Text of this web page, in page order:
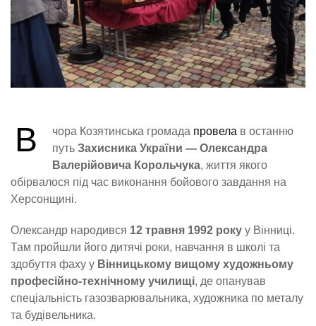
В чора Козятинська громада провела в останню
путь Захисника України — Олександра
Валерійовича Корольчука, життя якого
обірвалося під час виконання бойового завдання на
Херсонщині.
Олександр народився 12 травня 1992 року у Вінниці.
Там пройшли його дитячі роки, навчання в школі та
здобуття фаху у Вінницькому вищому художньому
професійно-технічному училищі, де опанував
спеціальність газозварювальника, художника по металу
та будівельника.